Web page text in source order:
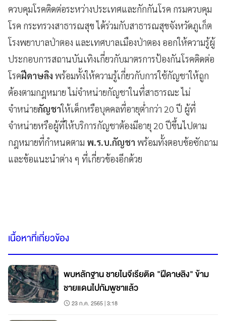
ควบคุมโรคติดต่อระหว่างประเทศและกักกันโรค กรมควบคุม
โรค กระทรวงสาธารณสุข ได้ร่วมกับสาธารณสุขจังหวัดภูเก็ต
โรงพยาบาลป่าตอง และเทศบาลเมืองป่าตอง ออกให้ความรู้ผู้
ประกอบการสถานบันเทิงเกี่ยวกับมาตรการป้องกันโรคติดต่อ
โรคฝีดาษลิง พร้อมทั้งให้ความรู้เกี่ยวกับการใช้กัญชาให้ถูก
ต้องตามกฎหมาย ไม่จำหน่ายกัญชาในที่สาธารณะ ไม่
จำหน่ายกัญชาให้เด็กหรือบุคคลที่อายุต่ำกว่า 20 ปี ผู้ที่
จำหน่ายหรือผู้ที่ให้บริการกัญชาต้องมีอายุ 20 ปีขึ้นไปตาม
กฎหมายที่กำหนดตาม พ.ร.บ.กัญชา พร้อมทั้งตอบข้อซักถาม
และข้อแนะนำต่าง ๆ ที่เกี่ยวข้องอีกด้วย
เนื้อหาที่เกี่ยวข้อง
พบหลักฐาน ชายไนจีเรียติด "ฝีดาษลิง" ข้าม
ชายแดนไปกัมพูชาแล้ว
23 ก.ค. 2565 | 3:18